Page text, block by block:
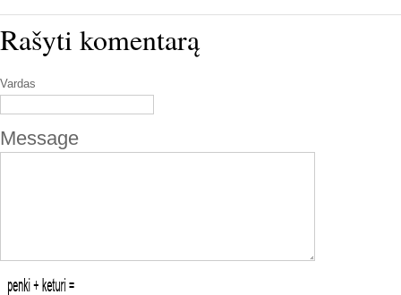
Rašyti komentarą
Vardas
Message